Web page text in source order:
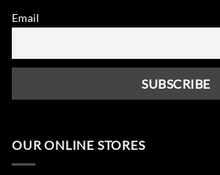
Email
OUR ONLINE STORES